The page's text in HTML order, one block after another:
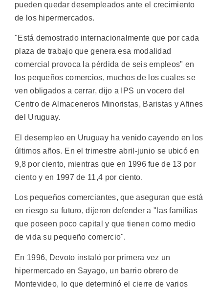
pueden quedar desempleados ante el crecimiento
de los hipermercados.
"Está demostrado internacionalmente que por cada
plaza de trabajo que genera esa modalidad
comercial provoca la pérdida de seis empleos" en
los pequeños comercios, muchos de los cuales se
ven obligados a cerrar, dijo a IPS un vocero del
Centro de Almaceneros Minoristas, Baristas y Afines
del Uruguay.
El desempleo en Uruguay ha venido cayendo en los
últimos años. En el trimestre abril-junio se ubicó en
9,8 por ciento, mientras que en 1996 fue de 13 por
ciento y en 1997 de 11,4 por ciento.
Los pequeños comerciantes, que aseguran que está
en riesgo su futuro, dijeron defender a "las familias
que poseen poco capital y que tienen como medio
de vida su pequeño comercio".
En 1996, Devoto instaló por primera vez un
hipermercado en Sayago, un barrio obrero de
Montevideo, lo que determinó el cierre de varios